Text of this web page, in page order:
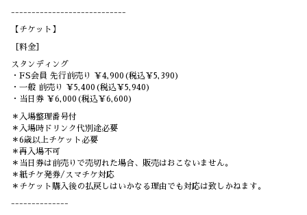
----------------------------
【チケット】
［料金］
スタンディング
・FS会員 先行前売り ￥4,900(税込￥5,390)
・一般 前売り ￥5,400(税込￥5,940)
・当日券 ￥6,000(税込￥6,600)
＊入場整理番号付
＊入場時ドリンク代別途必要
＊6歳以上チケット必要
＊再入場不可
＊当日券は前売りで売切れた場合、販売はおこないません。
＊紙チケ発券/スマチケ対応
＊チケット購入後の払戻しはいかなる理由でも対応は致しかねます。
--------------